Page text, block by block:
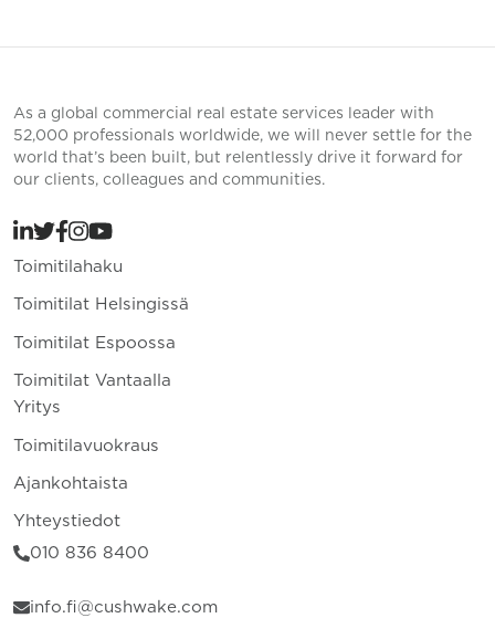
As a global commercial real estate services leader with
52,000 professionals worldwide, we will never settle for the
world that’s been built, but relentlessly drive it forward for
our clients, colleagues and communities.
Toimitilahaku
Toimitilat Helsingissä
Toimitilat Espoossa
Toimitilat Vantaalla
Yritys
Toimitilavuokraus
Ajankohtaista
Yhteystiedot
010 836 8400
info.fi@cushwake.com